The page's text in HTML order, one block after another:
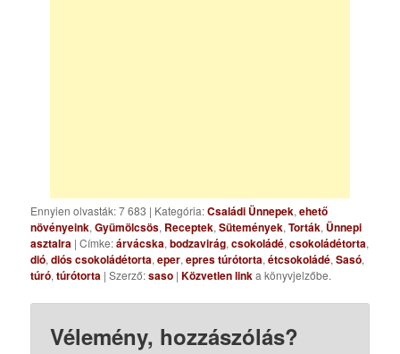
Ennyien olvasták: 7 683 | Kategória:Családi Ünnepek,ehető
növényeink,Gyümölcsös, Receptek,Sütemények,Torták, Ünnepi
asztalra | Címke:árvácska,bodzavirág,csokoládé,csokoládétorta,
dió,diós csokoládétorta,eper,epres túrótorta,étcsokoládé,Sasó,
túró,túrótorta | Szerző:saso |Közvetlen linka könyvjelzőbe.
Vélemény, hozzászólás?